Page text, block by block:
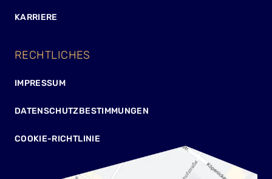
KARRIERE
RECHTLICHES
IMPRESSUM
DATENSCHUTZBESTIMMUNGEN
COOKIE-RICHTLINIE